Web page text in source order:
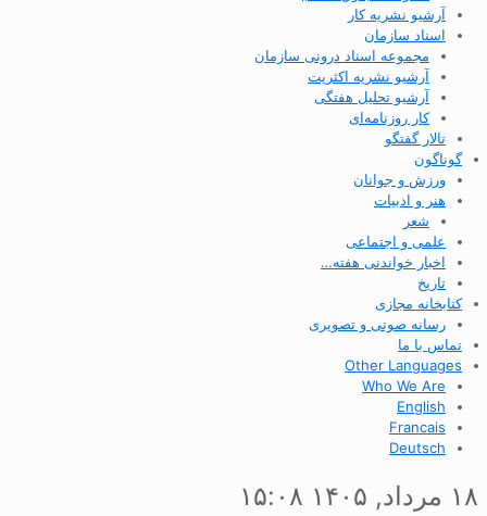
آرشیو نشریه کار
اسناد سازمان
مجموعه اسناد درونی سازمان
آرشیو نشریه اکثریت
آرشیو تحلیل هفتگی
کار روزنامه‌ای
تالار گفتگو
گوناگون
ورزش و جوانان
هنر و ادبیات
شعر
علمی و اجتماعی
اخبار خواندنی هفته…
تاریخ
کتابخانه مجازی
رسانه صوتی و تصویری
تماس با ما
Other Languages
Who We Are
English
Francais
Deutsch
۱۸ مرداد, ۱۴۰۵ ۱۵:۰۸